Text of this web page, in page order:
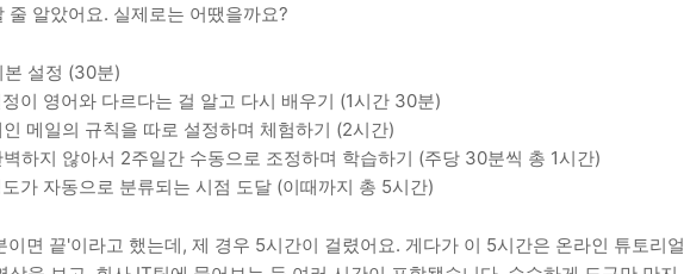
알았어요. 실제로는 어땠을까요?
본 설정 (30분)
이 영어와 다르다는 걸 알고 다시 배우기 (1시간 30분)
메일의 규칙을 따로 설정하며 체험하기 (2시간)
하지 않아서 2주일간 수동으로 조정하며 학습하기 (주당 30분씩 총 1시간)
가 자동으로 분류되는 시점 도달 (이때까지 총 5시간)
면 끝'이라고 했는데, 제 경우 5시간이 걸렸어요. 게다가 이 5시간은 온라인 튜토리얼